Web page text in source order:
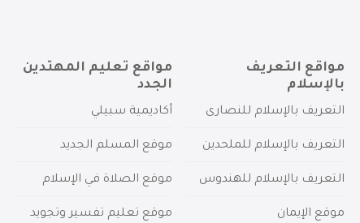
مواقع التعريف
بالإسلام
التعريف بالإسلام للنصارى
التعريف بالإسلام للملحدين
التعريف بالإسلام للهندوس
موقع الإيمان
مواقع تعليم المهتدين
الجدد
أكاديمية سبيلي
موقع المسلم الجديد
موقع الصلاة في الإسلام
موقع تعليم تفسير وتجويد